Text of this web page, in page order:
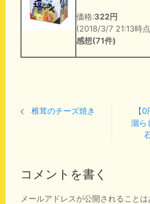
価格:322円
(2018/3/7 21:13時
感想(71件)
椎茸のチーズ焼き
【
涸ら
コメントを書く
メールアドレスが公開されることは